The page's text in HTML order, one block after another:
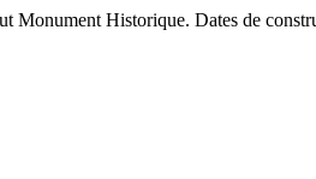
Monument Historique. Dates de